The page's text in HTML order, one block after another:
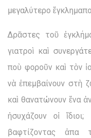
μεγαλύτερο
Δρᾶστες τοῦ
γιατροὶ καὶ
ποὺ φοροῦν καὶ τὸν
νὰ ἐπεμβαίνουν στὴ
καὶ θανατώνουν ἕνα
ἡσυχάζουν οἱ
βαφτίζοντας